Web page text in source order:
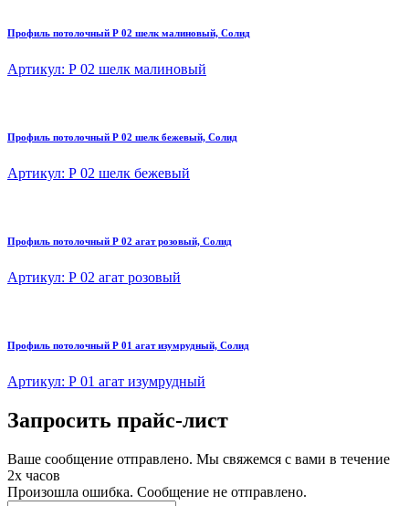
Профиль потолочный Р 02 шелк малиновый, Солид
Артикул: Р 02 шелк малиновый
Профиль потолочный Р 02 шелк бежевый, Солид
Артикул: Р 02 шелк бежевый
Профиль потолочный Р 02 агат розовый, Солид
Артикул: Р 02 агат розовый
Профиль потолочный Р 01 агат изумрудный, Солид
Артикул: Р 01 агат изумрудный
Запросить прайс-лист
Ваше сообщение отправлено. Мы свяжемся с вами в течение
2х часов
Произошла ошибка. Сообщение не отправлено.